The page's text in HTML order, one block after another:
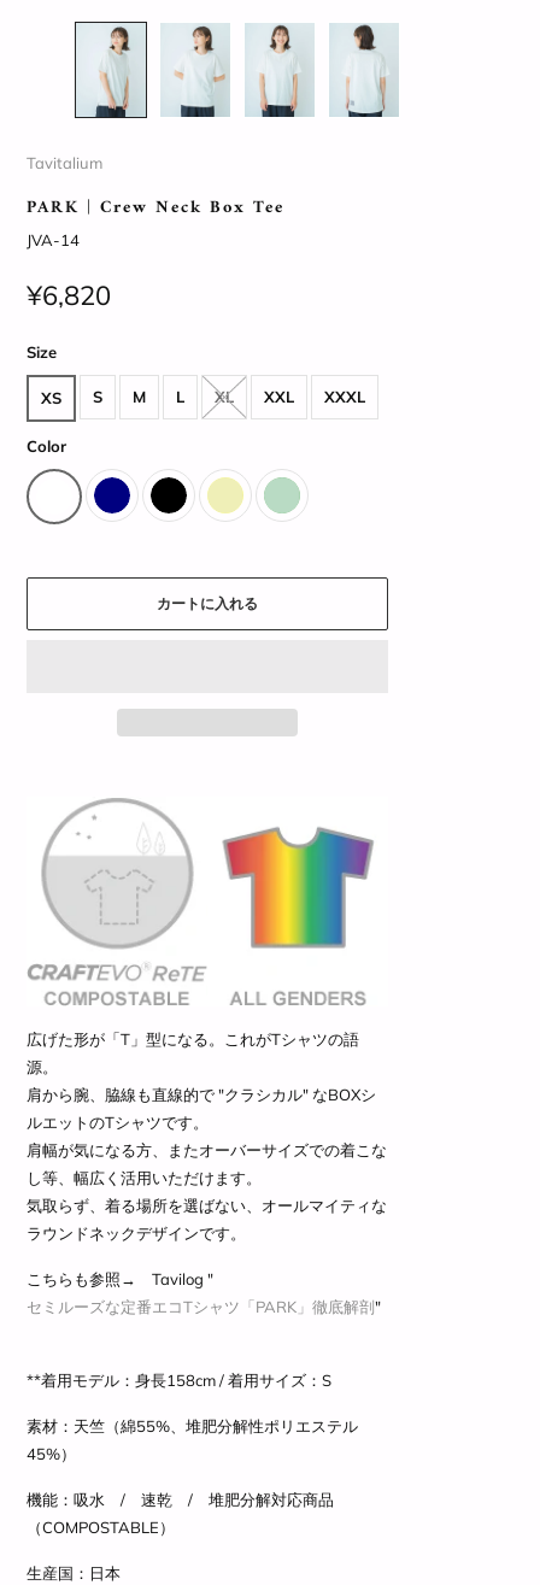
Tavitalium
PARK | Crew Neck Box Tee
JVA-14
¥6,820
Size
XS S M L XL XXL XXXL
Color
カートに入れる
広げた形が「T」型になる。これがTシャツの語
源。
肩から腕、脇線も直線的で "クラシカル" なBOXシ
ルエットのTシャツです。
肩幅が気になる方、またオーバーサイズでの着こな
し等、幅広く活用いただけます。
気取らず、着る場所を選ばない、オールマイティな
ラウンドネックデザインです。
こちらも参照→ Tavilog "
セミルーズな定番エコTシャツ「PARK」徹底解剖"
**着用モデル：身長158cm / 着用サイズ ：S
素材：天竺（綿55%、堆肥分解性ポリエステル
45%）
機能：吸水 / 速乾 / 堆肥分解対応商品
（COMPOSTABLE）
生産国：日本